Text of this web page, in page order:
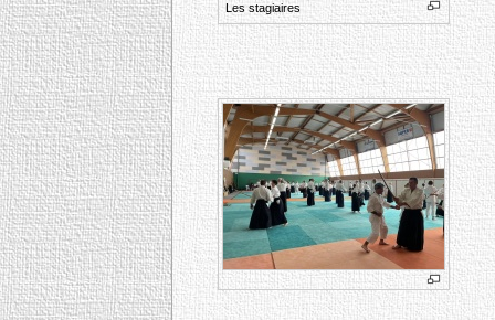
Les stagiaires